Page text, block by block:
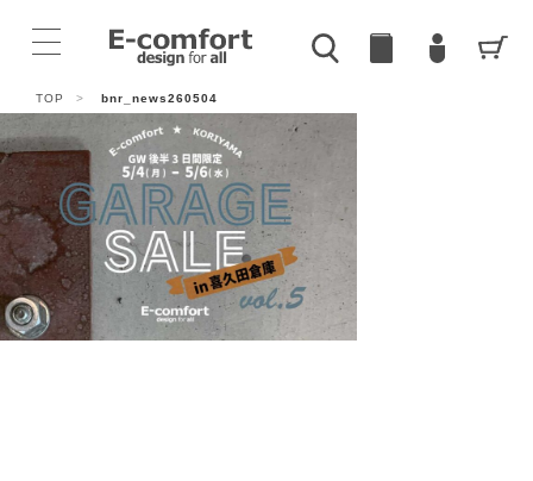
TOP > bnr_news260504